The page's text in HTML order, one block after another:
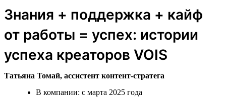
Знания + поддержка + кайф
от работы = успех: истории
успеха креаторов VOIS
Татьяна Томай, ассистент контент-стратега
В компании: с марта 2025 года